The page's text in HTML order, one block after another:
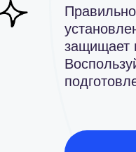
защищает